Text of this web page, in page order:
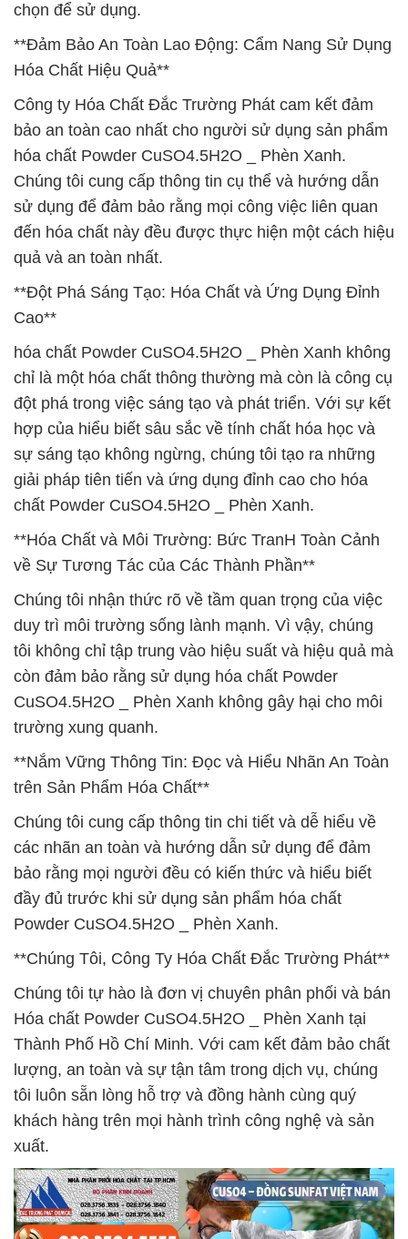
chọn để sử dụng.
**Đảm Bảo An Toàn Lao Động: Cẩm Nang Sử Dụng
Hóa Chất Hiệu Quả**
Công ty Hóa Chất Đắc Trường Phát cam kết đảm
bảo an toàn cao nhất cho người sử dụng sản phẩm
hóa chất Powder CuSO4.5H2O _ Phèn Xanh.
Chúng tôi cung cấp thông tin cụ thể và hướng dẫn
sử dụng để đảm bảo rằng mọi công việc liên quan
đến hóa chất này đều được thực hiện một cách hiệu
quả và an toàn nhất.
**Đột Phá Sáng Tạo: Hóa Chất và Ứng Dụng Đỉnh
Cao**
hóa chất Powder CuSO4.5H2O _ Phèn Xanh không
chỉ là một hóa chất thông thường mà còn là công cụ
đột phá trong việc sáng tạo và phát triển. Với sự kết
hợp của hiểu biết sâu sắc về tính chất hóa học và
sự sáng tạo không ngừng, chúng tôi tạo ra những
giải pháp tiên tiến và ứng dụng đỉnh cao cho hóa
chất Powder CuSO4.5H2O _ Phèn Xanh.
**Hóa Chất và Môi Trường: Bức TranH Toàn Cảnh
về Sự Tương Tác của Các Thành Phần**
Chúng tôi nhận thức rõ về tầm quan trọng của việc
duy trì môi trường sống lành mạnh. Vì vậy, chúng
tôi không chỉ tập trung vào hiệu suất và hiệu quả mà
còn đảm bảo rằng sử dụng hóa chất Powder
CuSO4.5H2O _ Phèn Xanh không gây hại cho môi
trường xung quanh.
**Nắm Vững Thông Tin: Đọc và Hiểu Nhãn An Toàn
trên Sản Phẩm Hóa Chất**
Chúng tôi cung cấp thông tin chi tiết và dễ hiểu về
các nhãn an toàn và hướng dẫn sử dụng để đảm
bảo rằng mọi người đều có kiến thức và hiểu biết
đầy đủ trước khi sử dụng sản phẩm hóa chất
Powder CuSO4.5H2O _ Phèn Xanh.
**Chúng Tôi, Công Ty Hóa Chất Đắc Trường Phát**
Chúng tôi tự hào là đơn vị chuyên phân phối và bán
Hóa chất Powder CuSO4.5H2O _ Phèn Xanh tại
Thành Phố Hồ Chí Minh. Với cam kết đảm bảo chất
lượng, an toàn và sự tận tâm trong dịch vụ, chúng
tôi luôn sẵn lòng hỗ trợ và đồng hành cùng quý
khách hàng trên mọi hành trình công nghệ và sản
xuất.